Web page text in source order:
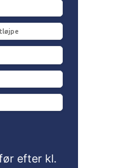
efter kl.